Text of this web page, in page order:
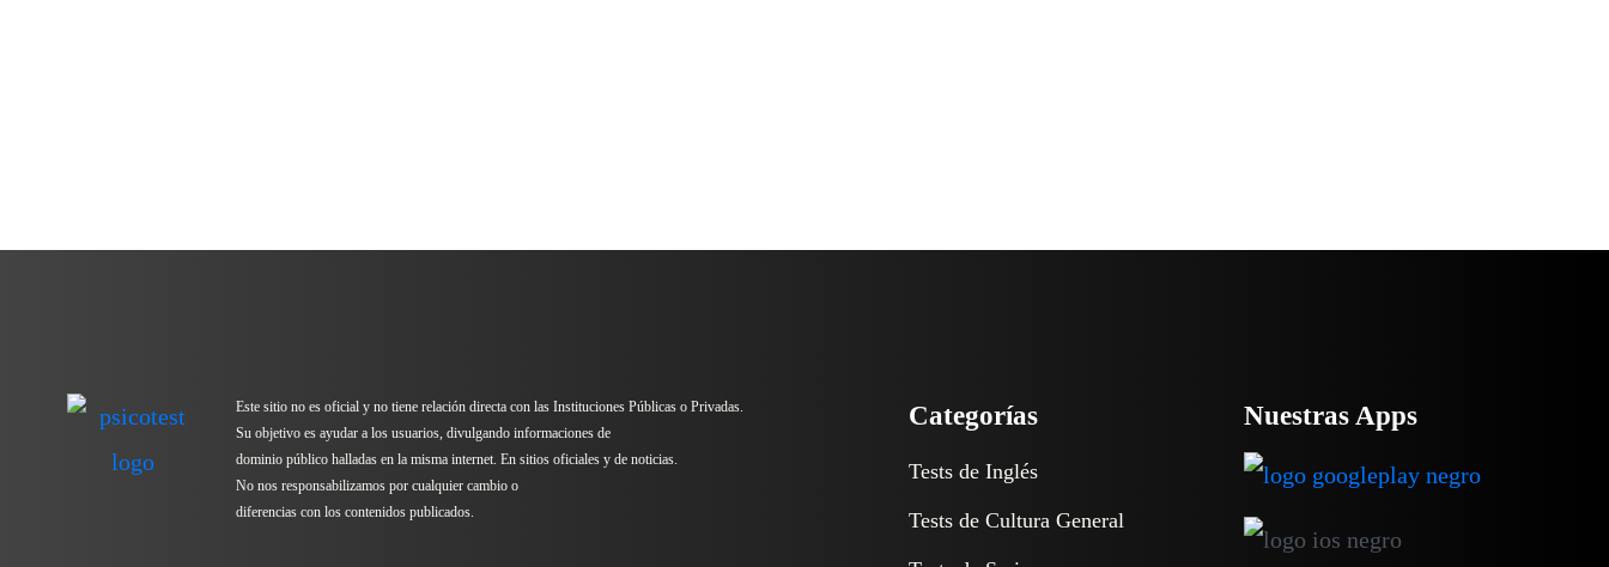
Este sitio no es oficial y no tiene relación directa con las Instituciones Públicas o Privadas.
Su objetivo es ayudar a los usuarios, divulgando informaciones de
dominio público halladas en la misma internet. En sitios oficiales y de noticias.
No nos responsabilizamos por cualquier cambio o
diferencias con los contenidos publicados.
Categorías
Tests de Inglés
Tests de Cultura General
Nuestras Apps